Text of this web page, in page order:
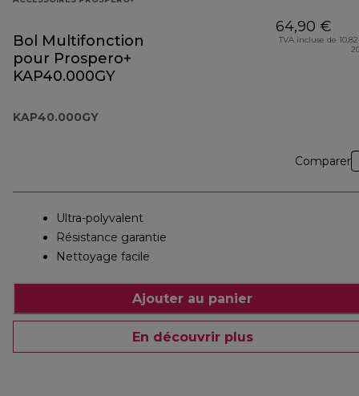
Bol Multifonction
pour Prospero+
KAP40.000GY
KAP40.000GY
64,90 €
TVA incluse de
Comparer
Ultra-polyvalent
Résistance garantie
Nettoyage facile
Ajouter au panier
En découvrir plus